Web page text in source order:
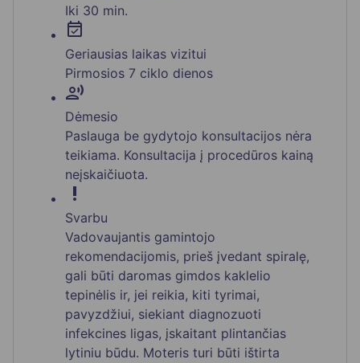
Iki 30 min.
event_available
Geriausias laikas vizitui
Pirmosios 7 ciklo dienos
record_voice_over
Dėmesio
Paslauga be gydytojo konsultacijos nėra
teikiama. Konsultacija į procedūros kainą
neįskaičiuota.
priority_high
Svarbu
Vadovaujantis gamintojo
rekomendacijomis, prieš įvedant spiralę,
gali būti daromas gimdos kaklelio
tepinėlis ir, jei reikia, kiti tyrimai,
pavyzdžiui, siekiant diagnozuoti
infekcines ligas, įskaitant plintančias
lytiniu būdu. Moteris turi būti ištirta